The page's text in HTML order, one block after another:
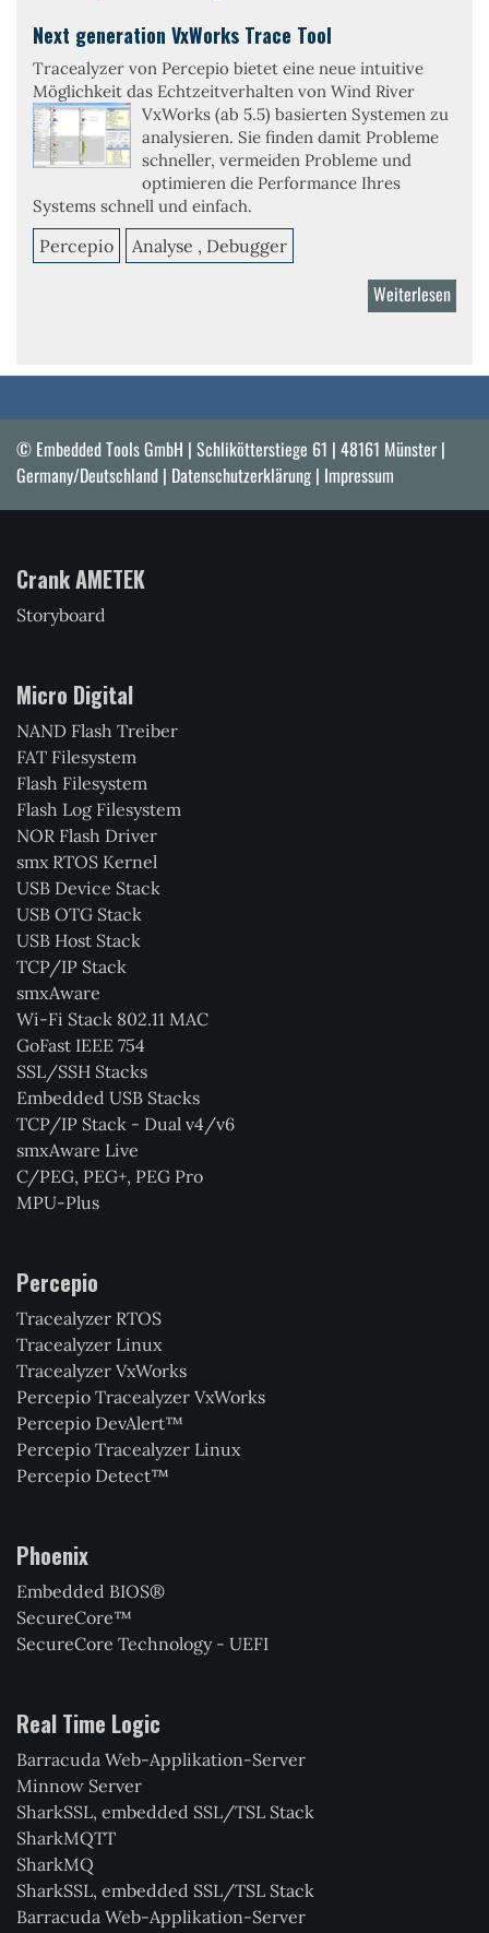
Next generation VxWorks Trace Tool
Tracealyzer von Percepio bietet eine neue intuitive
Möglichkeit das Echtzeitverhalten von Wind River
VxWorks (ab 5.5) basierten Systemen zu
analysieren. Sie finden damit Probleme
schneller, vermeiden Probleme und
optimieren die Performance Ihres
Systems schnell und einfach.
Percepio Analyse , Debugger
Weiterlesen
© Embedded Tools GmbH | Schlikötterstiege 61 | 48161 Münster |
Germany/Deutschland | Datenschutzerklärung | Impressum
Crank AMETEK
Storyboard
Micro Digital
NAND Flash Treiber
FAT Filesystem
Flash Filesystem
Flash Log Filesystem
NOR Flash Driver
smx RTOS Kernel
USB Device Stack
USB OTG Stack
USB Host Stack
TCP/IP Stack
smxAware
Wi-Fi Stack 802.11 MAC
GoFast IEEE 754
SSL/SSH Stacks
Embedded USB Stacks
TCP/IP Stack - Dual v4/v6
smxAware Live
C/PEG, PEG+, PEG Pro
MPU-Plus
Percepio
Tracealyzer RTOS
Tracealyzer Linux
Tracealyzer VxWorks
Percepio Tracealyzer VxWorks
Percepio DevAlert™
Percepio Tracealyzer Linux
Percepio Detect™
Phoenix
Embedded BIOS®
SecureCore™
SecureCore Technology - UEFI
Real Time Logic
Barracuda Web-Applikation-Server
Minnow Server
SharkSSL, embedded SSL/TSL Stack
SharkMQTT
SharkMQ
SharkSSL, embedded SSL/TSL Stack
Barracuda Web-Applikation-Server